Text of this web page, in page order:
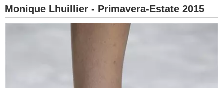
Monique Lhuillier - Primavera-Estate 2015